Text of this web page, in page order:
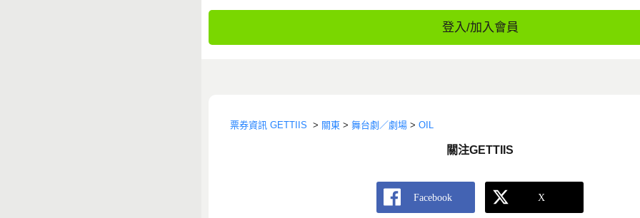
登入/加入會員
票券資訊 GETTIIS > 關東 > 舞台劇／劇場 > OIL
關注GETTIIS